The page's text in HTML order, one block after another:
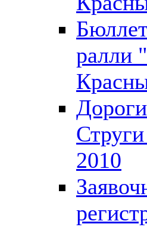
ралли
2010